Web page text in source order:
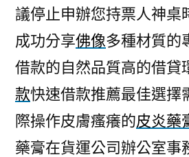
議停止申辦您持票人神桌
成功分享佛像多種材質的
借款的自然品質高的借貸
款快速借款推薦最佳選擇
際操作皮膚瘙癢的皮炎藥
藥膏在貨運公司辦公室事